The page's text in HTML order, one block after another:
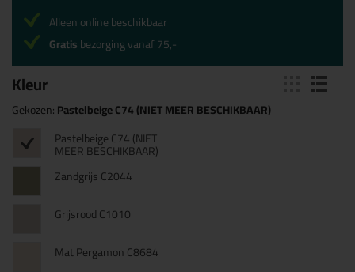
Kleur
Gekozen:Pastelbeige C74 (NIET MEER BESCHIKBAAR)
Pastelbeige C74 (NIET
MEER BESCHIKBAAR)
Zandgrijs C2044
Grijsrood C1010
Mat Pergamon C8684
Alleen online beschikbaar
Gratisbezorging vanaf 75,-